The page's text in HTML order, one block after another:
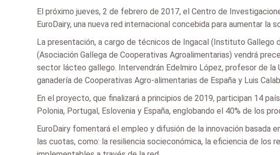
El próximo jueves, 2 de febrero de 2017, el Centro de
EuroDairy, una nueva red internacional concebida para aumentar
La presentación, a cargo de técnicos de Ingacal (Instituto Gallego
(Asociación Gallega de Cooperativas Agroalimentarias) vendrá
sector lácteo gallego. Intervendrán Edelmiro López, profesor de la
ganadería de Cooperativas Agro-alimentarias de España y Luis
En el proyecto, que finalizará a principios de 2019, participan 14
Polonia, Portugal, Eslovenia y España, englobando el 40% de los
EuroDairy fomentará el empleo y difusión de la innovación
las cuotas, como: la resiliencia socieconómica, la eficiencia de los